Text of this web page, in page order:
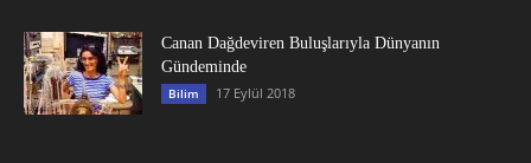
Canan Dağdeviren Buluşlarıyla Dünyanın
Gündeminde
Bilim 17 Eylül 2018